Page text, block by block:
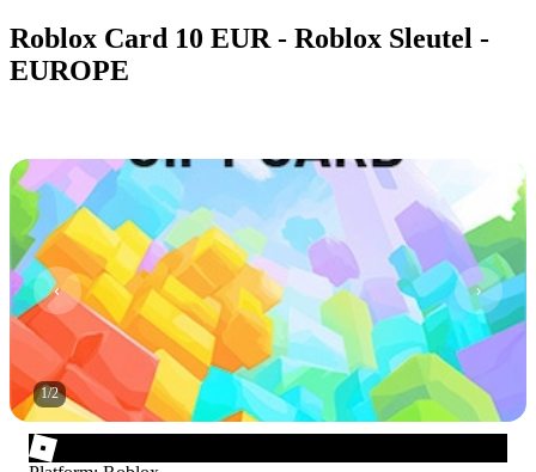
Roblox Card 10 EUR - Roblox Sleutel -
EUROPE
1/2